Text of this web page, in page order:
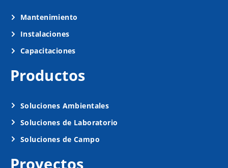
Mantenimiento
Instalaciones
Capacitaciones
Productos
Soluciones Ambientales
Soluciones de Laboratorio
Soluciones de Campo
Proyectos